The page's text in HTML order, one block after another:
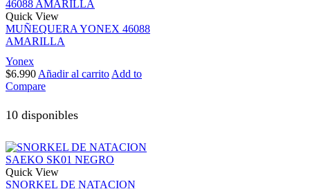
Quick View
MUÑEQUERA YONEX 46088
AMARILLA
Yonex
$6.990 Añadir al carrito Add to
Compare
10 disponibles
Quick View
SNORKEL DE NATACION